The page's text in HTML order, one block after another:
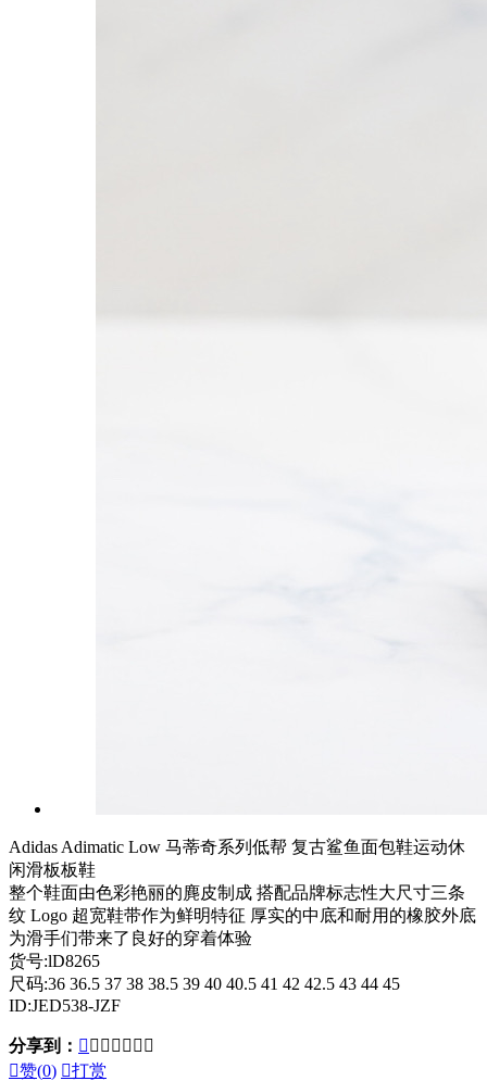
Adidas Adimatic Low 马蒂奇系列低帮 复古鲨鱼面包鞋运动休
闲滑板板鞋
整个鞋面由色彩艳丽的麂皮制成 搭配品牌标志性大尺寸三条
纹 Logo 超宽鞋带作为鲜明特征 厚实的中底和耐用的橡胶外底
为滑手们带来了良好的穿着体验
货号:lD8265
尺码:36 36.5 37 38 38.5 39 40 40.5 41 42 42.5 43 44 45
ID:JED538-JZF
分享到：       
赞(0) 打赏